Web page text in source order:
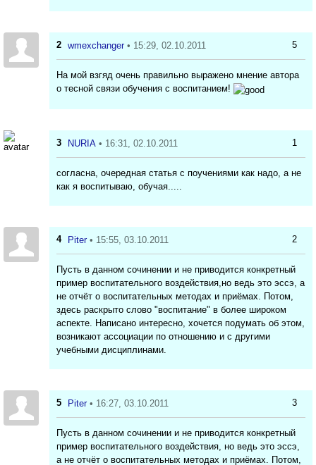
5
2 wmexchanger • 15:29, 02.10.2011
На мой взгяд очень правильно выражено мнение автора
о тесной связи обучения с воспитанием!
1
3 NURIA • 16:31, 02.10.2011
согласна, очередная статья с поучениями как надо, а не
как я воспитываю, обучая.....
2
4 Piter • 15:55, 03.10.2011
Пусть в данном сочинении и не приводится конкретный
пример воспитательного воздействия,но ведь это эссэ, а
не отчёт о воспитательных методах и приёмах. Потом,
здесь раскрыто слово "воспитание" в более широком
аспекте. Написано интересно, хочется подумать об этом,
возникают ассоциации по отношению и с другими
учебными дисциплинами.
3
5 Piter • 16:27, 03.10.2011
Пусть в данном сочинении и не приводится конкретный
пример воспитательного воздействия, но ведь это эссэ,
а не отчёт о воспитательных методах и приёмах. Потом,